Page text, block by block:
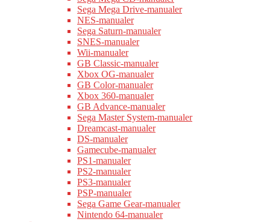
Sega Mega Drive-manualer
NES-manualer
Sega Saturn-manualer
SNES-manualer
Wii-manualer
GB Classic-manualer
Xbox OG-manualer
GB Color-manualer
Xbox 360-manualer
GB Advance-manualer
Sega Master System-manualer
Dreamcast-manualer
DS-manualer
Gamecube-manualer
PS1-manualer
PS2-manualer
PS3-manualer
PSP-manualer
Sega Game Gear-manualer
Nintendo 64-manualer